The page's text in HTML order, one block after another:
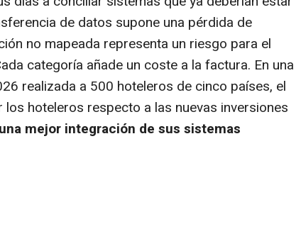
de datos supone una pérdida de
no mapeada representa un riesgo para el
categoría añade un coste a la factura. En una
realizada a 500 hoteleros de cinco países, el
hoteleros respecto a las nuevas inversiones
una mejor integración de sus sistemas